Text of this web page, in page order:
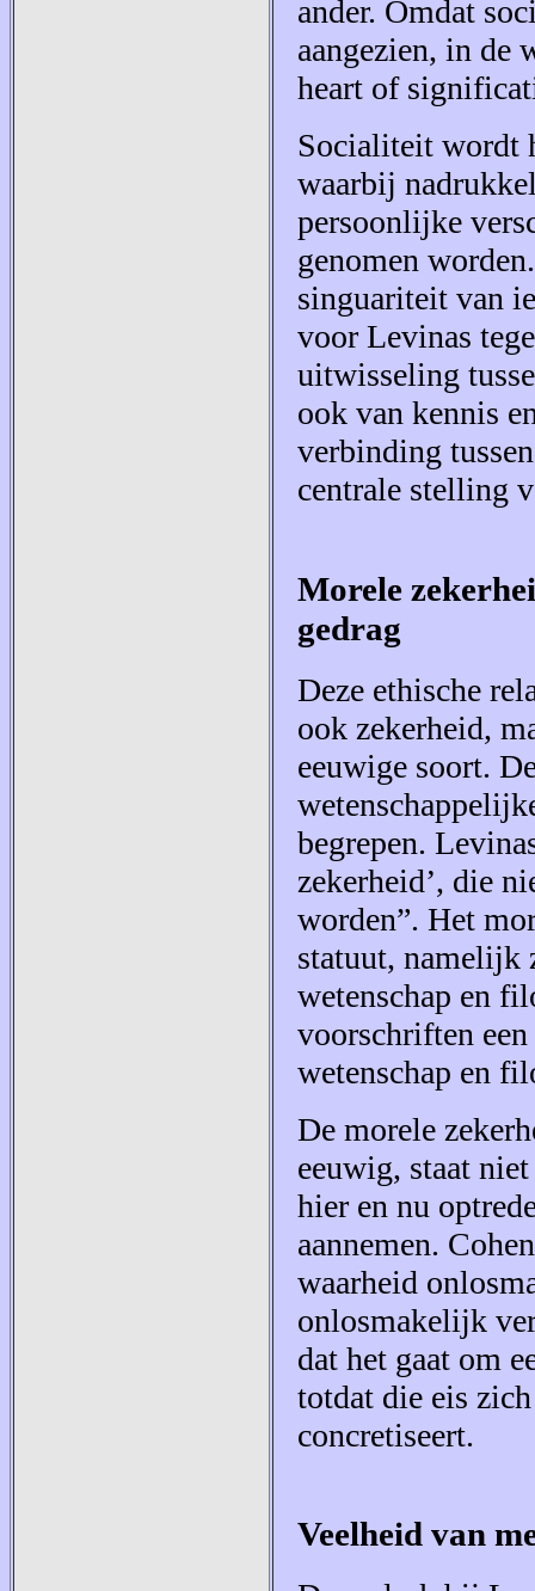
ander. Omdat
aangezien, in de
heart of
Socialiteit wordt
waarbij
persoonlijke
genomen
singuariteit van
voor Levinas
uitwisseling
ook van kennis
verbinding
centrale stelling
Morele
gedrag
Deze ethische
ook zekerheid,
eeuwige soort.
begrepen.
zekerheid’, die
worden”. Het
statuut, namelijk
wetenschap en
voorschriften
wetenschap en
De morele
eeuwig, staat
hier en nu
aannemen.
waarheid
onlosmakelijk
dat het gaat om
totdat die eis
concretiseert.
Veelheid van